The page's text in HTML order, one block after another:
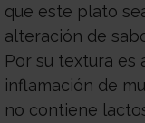
que este plato
alteración de
Por su textura es
inflamación de
no contiene